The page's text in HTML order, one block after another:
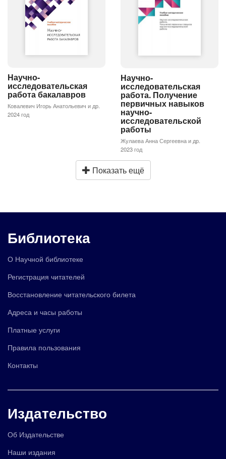
Научно-
исследовательская
работа бакалавров
Ковалевич Игорь Анатольевич и др.
2024 год
Научно-
исследовательская
работа. Получение
первичных навыков
научно-
исследовательской
работы
Жулаева Анна Сергеевна и др.
2023 год
Показать ещё
Библиотека
О Научной библиотеке
Регистрация читателей
Восстановление читательского билета
Адреса и часы работы
Платные услуги
Правила пользования
Контакты
Издательство
Об Издательстве
Наши издания